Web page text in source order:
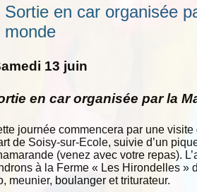
Sortie en car organisée
monde
13 juin
en car organisée par la
journée commencera par une
de Soisy-sur-Ecole, suivie d’un
(venez avec votre repas).
à la Ferme « Les Hirondelles »
meunier, boulanger et triturateur.